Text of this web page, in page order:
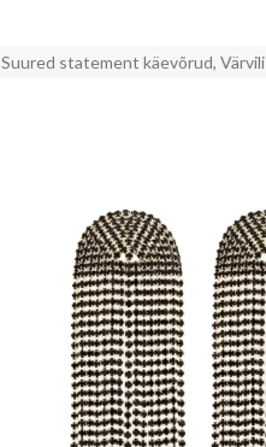
Suured statement käevõrud,